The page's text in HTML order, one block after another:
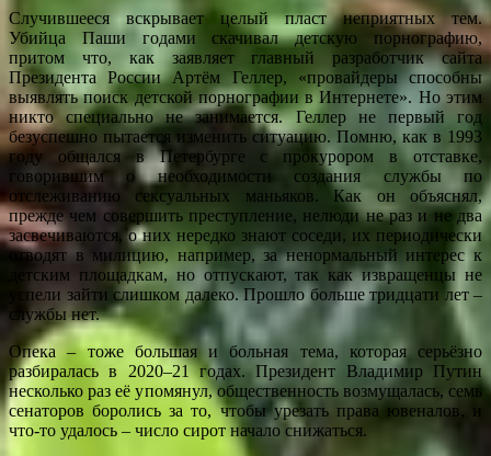
Случившееся вскрывает целый пласт неприятных тем.
Убийца Паши годами скачивал детскую порнографию,
притом что, как заявляет главный разработчик сайта
Президента России Артём Геллер, «провайдеры способны
выявлять поиск детской порнографии в Интернете». Но этим
никто специально не занимается. Геллер не первый год
безуспешно пытается изменить ситуацию. Помню, как в 1993
году общался в Петербурге с прокурором в отставке,
говорившим о необходимости создания службы по
отслеживанию сексуальных маньяков. Как он объяснял,
прежде чем совершить преступление, нелюди не раз и не два
засвечиваются, о них нередко знают соседи, их периодически
отводят в милицию, например, за ненормальный интерес к
детским площадкам, но отпускают, так как извращенцы не
успели зайти слишком далеко. Прошло больше тридцати лет –
службы нет.
Опека – тоже большая и больная тема, которая серьёзно
разбиралась в 2020–21 годах. Президент Владимир Путин
несколько раз её упомянул, общественность возмущалась, семь
сенаторов боролись за то, чтобы урезать права ювеналов, и
что-то удалось – число сирот начало снижаться.